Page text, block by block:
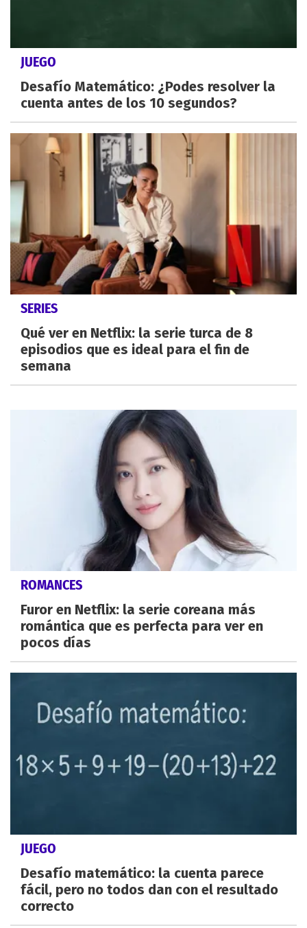
JUEGO
Desafío Matemático: ¿Podes resolver la
cuenta antes de los 10 segundos?
SERIES
Qué ver en Netflix: la serie turca de 8
episodios que es ideal para el fin de
semana
ROMANCES
Furor en Netflix: la serie coreana más
romántica que es perfecta para ver en
pocos días
JUEGO
Desafío matemático: la cuenta parece
fácil, pero no todos dan con el resultado
correcto